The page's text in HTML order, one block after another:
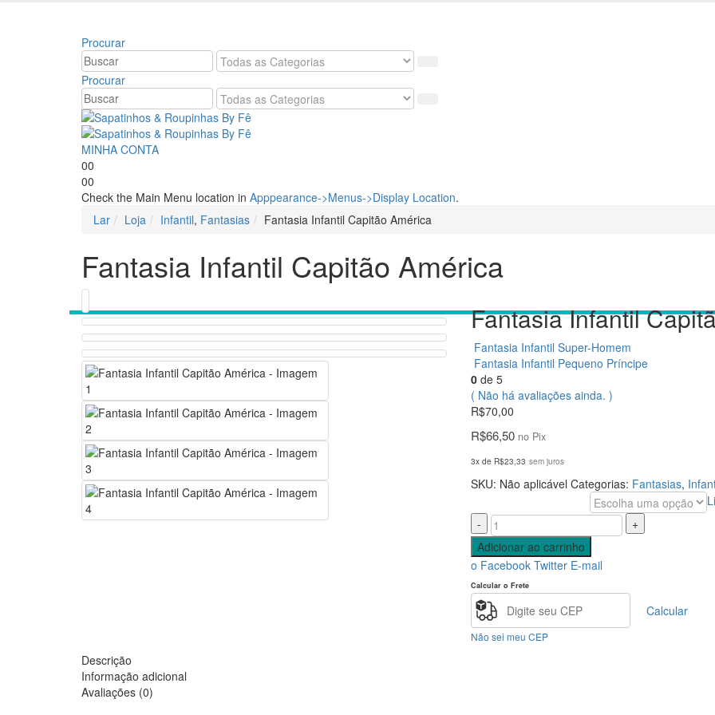
Procurar
Procurar
MINHA CONTA
00
00
Check the Main Menu location in Apppearance->Menus->Display Location.
Lar
Loja Infantil, Fantasias Fantasia Infantil Capitão América
Fantasia Infantil Capitão América
Fantasia Infantil
Fantasia Infantil Super-Homem
Fantasia Infantil Pequeno Príncipe
0de 5
( Não há avaliações ainda. )
R$70,00
R$66,50 no Pix
3x de R$23,33 sem juros
SKU: Não aplicável Categorias: Fantasias,
-
+
Adicionar ao carrinho
o Facebook Twitter E-mail
Calcular o Frete
Calcular
Não sei meu CEP
Descrição
Informação adicional
Avaliações (0)